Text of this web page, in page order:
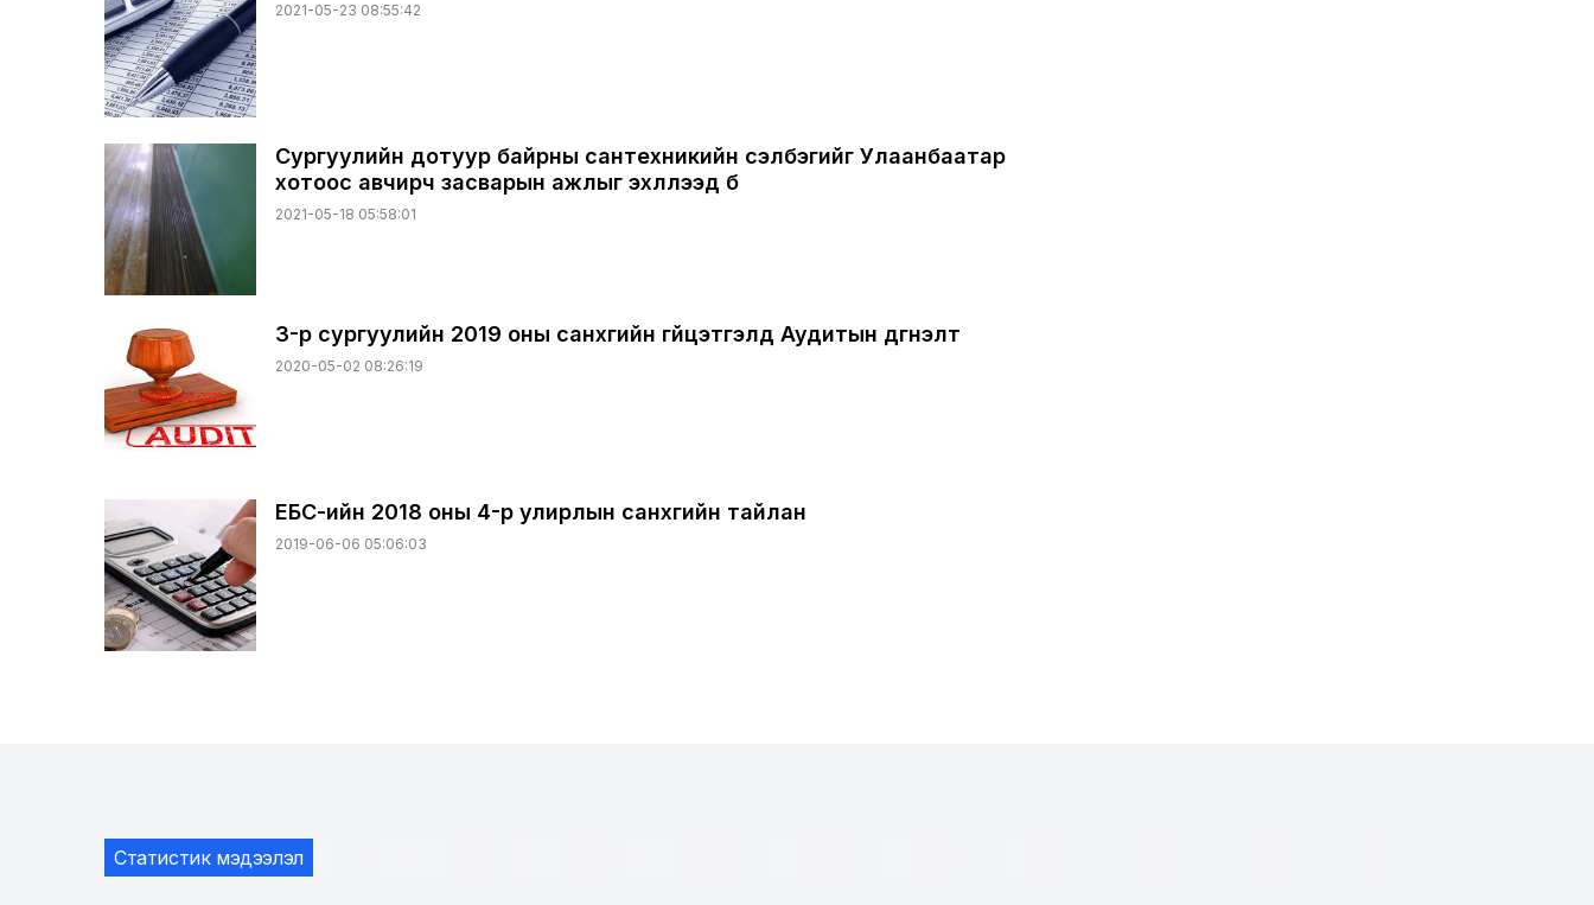
2021-05-23 08:55:42
Сургуулийн дотуур байрны сантехникийн сэлбэгийг Улаанбаатар
хотоос авчирч засварын ажлыг эхлүүлээд б
2021-05-18 05:58:01
3-р сургуулийн 2019 оны санхүүгийн гүйцэтгэлд Аудитын дүгнэлт
2020-05-02 08:26:19
ЕБС-ийн 2018 оны 4-р улирлын санхүүгийн тайлан
2019-06-06 05:06:03
Статистик мэдээлэл